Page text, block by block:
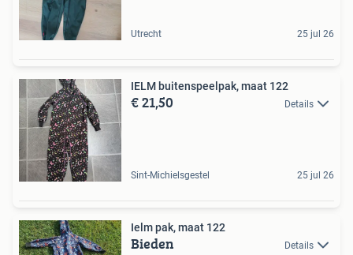
Utrecht 25 jul 26
IELM buitenspeelpak, maat 122
€ 21,50 Details
Sint-Michielsgestel 25 jul 26
Ielm pak, maat 122
Bieden Details